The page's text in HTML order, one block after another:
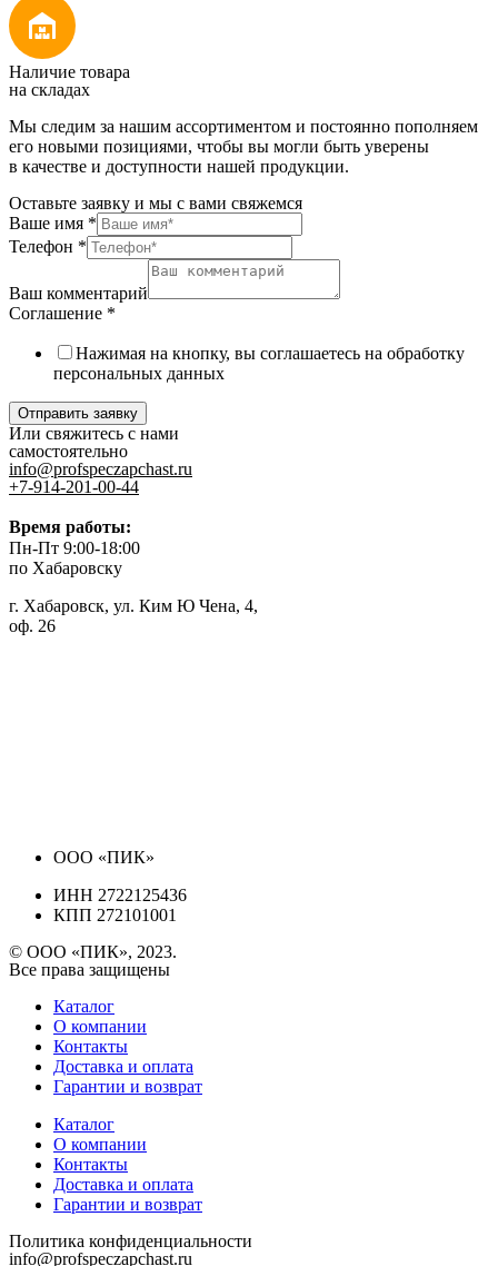
Наличие товара
на складах
Мы следим за нашим ассортиментом и постоянно пополняем
его новыми позициями, чтобы вы могли быть уверены
в качестве и доступности нашей продукции.
Оставьте заявку и мы с вами свяжемся
Ваше имя *
Телефон *
Ваш комментарий
Соглашение *
Нажимая на кнопку, вы соглашаетесь на обработку
персональных данных
Отправить заявку
Или свяжитесь с нами
самостоятельно
info@profspeczapchast.ru
+7-914-201-00-44
Время работы:
Пн-Пт 9:00-18:00
по Хабаровску
г. Хабаровск, ул. Ким Ю Чена, 4,
оф. 26
ООО «ПИК»
ИНН 2722125436
КПП 272101001
© ООО «ПИК», 2023.
Все права защищены
Каталог
О компании
Контакты
Доставка и оплата
Гарантии и возврат
Каталог
О компании
Контакты
Доставка и оплата
Гарантии и возврат
Политика конфиденциальности
info@profspeczapchast.ru